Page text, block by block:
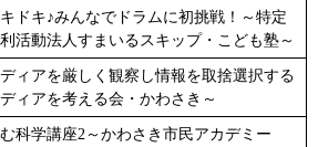
キドキ♪みんなでドラムに初挑戦！～特定
活動法人すまいるスキップ・こども塾～
ディアを厳しく観察し情報を取捨選択する
ィアを考える会・かわさき～
む科学講座2～かわさき市民アカデミー